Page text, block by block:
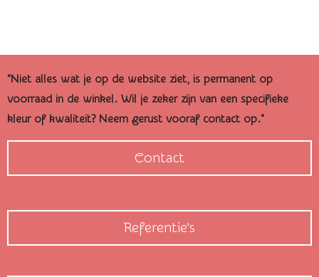
"Niet alles wat je op de website ziet, is permanent op
voorraad in de winkel. Wil je zeker zijn van een specifieke
kleur of kwaliteit? Neem gerust vooraf contact op."
Contact
Referentie's